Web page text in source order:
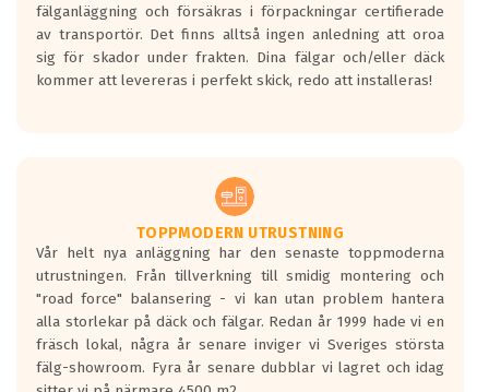
fälganläggning och försäkras i förpackningar certifierade
av transportör. Det finns alltså ingen anledning att oroa
sig för skador under frakten. Dina fälgar och/eller däck
kommer att levereras i perfekt skick, redo att installeras!
TOPPMODERN UTRUSTNING
Vår helt nya anläggning har den senaste toppmoderna
utrustningen. Från tillverkning till smidig montering och
"road force" balansering - vi kan utan problem hantera
alla storlekar på däck och fälgar. Redan år 1999 hade vi en
fräsch lokal, några år senare inviger vi Sveriges största
fälg-showroom. Fyra år senare dubblar vi lagret och idag